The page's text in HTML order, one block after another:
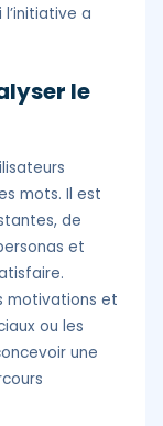
a
le
mots. Il est
de
et
motivations et
ou les
une